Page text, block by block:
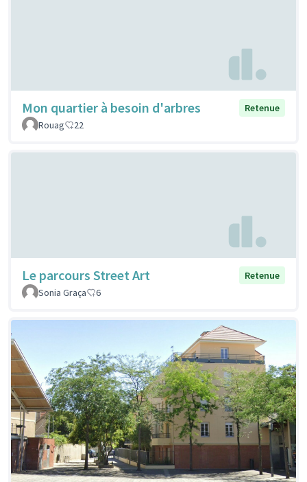
Mon quartier à besoin d'arbres
Retenue
Rouag
22
Le parcours Street Art
Retenue
Sonia Graça
6